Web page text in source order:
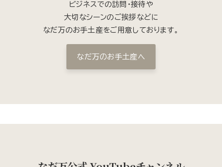
ビジネスでの訪問・接待や
大切なシーンのご挨拶などに
なだ万のお手土産をご用意しております。
なだ万のお手土産へ